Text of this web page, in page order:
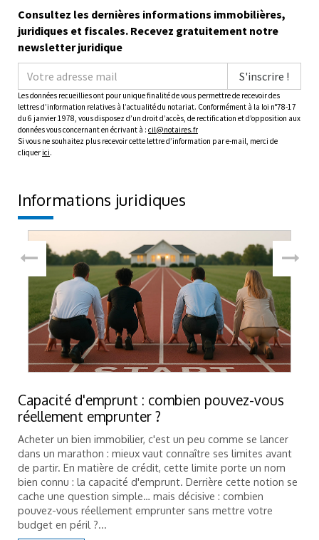
Consultez les dernières informations immobilières,
juridiques et fiscales. Recevez gratuitement notre
newsletter juridique
S'inscrire !
Les données recueillies ont pour unique finalité de vous permettre de recevoir des
lettres d’information relatives à l’actualité du notariat. Conformément à la loi n°78-17
du 6 janvier 1978, vous disposez d’un droit d’accès, de rectification et d’opposition aux
données vous concernant en écrivant à : cil@notaires.fr
Si vous ne souhaitez plus recevoir cette lettre d’information par e-mail, merci de
cliquer ici.
Informations juridiques
Capacité d'emprunt : combien pouvez-vous
réellement emprunter ?
Acheter un bien immobilier, c'est un peu comme se lancer
dans un marathon : mieux vaut connaître ses limites avant
de partir. En matière de crédit, cette limite porte un nom
bien connu : la capacité d'emprunt. Derrière cette notion se
cache une question simple… mais décisive : combien
pouvez-vous réellement emprunter sans mettre votre
budget en péril ?...